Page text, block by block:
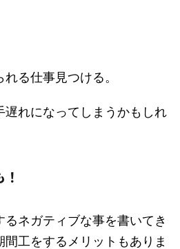
る仕事見つける。
遅れになってしまうかもしれ
ネガティブな事を書いてき
間工をするメリットもありま